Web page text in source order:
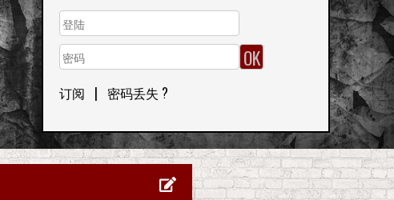
订阅 | 密码丢失 ?